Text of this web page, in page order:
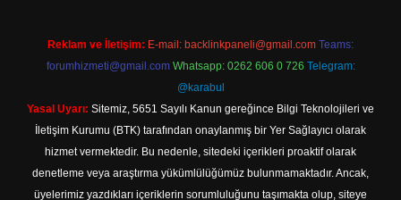
Reklam ve İletişim: E-mail: backlinkpaneli@gmail.com Teams:
forumhizmeti@gmail.com Whatsapp: 0262 606 0 726 Telegram:
@karabul
Yasal Uyarı: Sitemiz, 5651 Sayılı Kanun gereğince Bilgi Teknolojileri ve
İletişim Kurumu (BTK) tarafından onaylanmış bir Yer Sağlayıcı olarak
hizmet vermektedir. Bu nedenle, sitedeki içerikleri proaktif olarak
denetleme veya araştırma yükümlülüğümüz bulunmamaktadır. Ancak,
üyelerimiz yazdıkları içeriklerin sorumluluğunu taşımakta olup, siteye